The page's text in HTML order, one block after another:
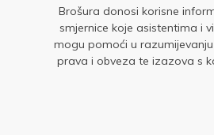
Brošura donosi korisne
smjernice koje asistentima i
mogu pomoći u
prava i obveza te izazova s